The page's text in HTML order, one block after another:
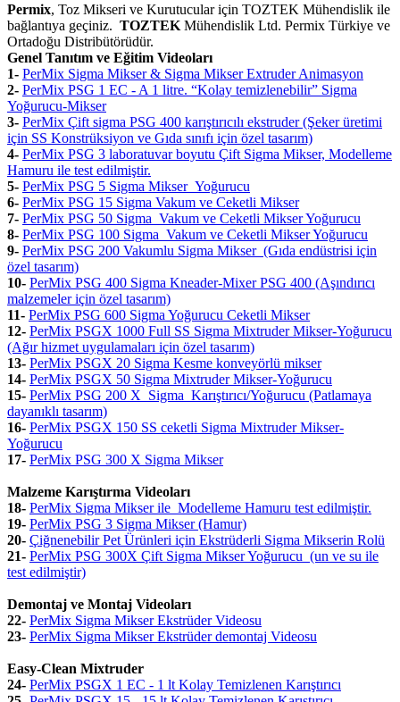
Permix, Toz Mikseri ve Kurutucular için TOZTEK Mühendislik ile
bağlantıya geçiniz. TOZTEK Mühendislik Ltd. Permix Türkiye ve
Ortadoğu Distribütörüdür.
Genel Tanıtım ve Eğitim Videoları
1- PerMix Sigma Mikser & Sigma Mikser Extruder Animasyon
2- PerMix PSG 1 EC - A 1 litre. “Kolay temizlenebilir” Sigma
Yoğurucu-Mikser
3- PerMix Çift sigma PSG 400 karıştırıcılı ekstruder (Şeker üretimi
için SS Konstrüksiyon ve Gıda sınıfı için özel tasarım)
4- PerMix PSG 3 laboratuvar boyutu Çift Sigma Mikser, Modelleme
Hamuru ile test edilmiştir.
5- PerMix PSG 5 Sigma Mikser Yoğurucu
6- PerMix PSG 15 Sigma Vakum ve Ceketli Mikser
7- PerMix PSG 50 Sigma Vakum ve Ceketli Mikser Yoğurucu
8- PerMix PSG 100 Sigma Vakum ve Ceketli Mikser Yoğurucu
9- PerMix PSG 200 Vakumlu Sigma Mikser (Gıda endüstrisi için
özel tasarım)
10- PerMix PSG 400 Sigma Kneader-Mixer PSG 400 (Aşındırıcı
malzemeler için özel tasarım)
11- PerMix PSG 600 Sigma Yoğurucu Ceketli Mikser
12- PerMix PSGX 1000 Full SS Sigma Mixtruder Mikser-Yoğurucu
(Ağır hizmet uygulamaları için özel tasarım)
13- PerMix PSGX 20 Sigma Kesme konveyörlü mikser
14- PerMix PSGX 50 Sigma Mixtruder Mikser-Yoğurucu
15- PerMix PSG 200 X Sigma Karıştırıcı/Yoğurucu (Patlamaya
dayanıklı tasarım)
16- PerMix PSGX 150 SS ceketli Sigma Mixtruder Mikser-
Yoğurucu
17- PerMix PSG 300 X Sigma Mikser
Malzeme Karıştırma Videoları
18- PerMix Sigma Mikser ile Modelleme Hamuru test edilmiştir.
19- PerMix PSG 3 Sigma Mikser (Hamur)
20- Çiğnenebilir Pet Ürünleri için Ekstrüderli Sigma Mikserin Rolü
21- PerMix PSG 300X Çift Sigma Mikser Yoğurucu (un ve su ile
test edilmiştir)
Demontaj ve Montaj Videoları
22- PerMix Sigma Mikser Ekstrüder Videosu
23- PerMix Sigma Mikser Ekstrüder demontaj Videosu
Easy-Clean Mixtruder
24- PerMix PSGX 1 EC - 1 lt Kolay Temizlenen Karıştırıcı